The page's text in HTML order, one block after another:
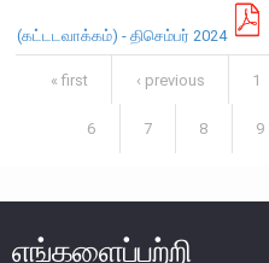
பேரண்ட முன்மதியுடைய
நிலைபெறத்தக்க நிதி
வைப்புக் காப்புறுதி
நிதியியல் சந்தைகள்
(கட்டடவாக்கம்) - திசெம்பர் 2024
Pages
« first ‹ previous 1
6 7 8 9
எங்களைப்பற்றி